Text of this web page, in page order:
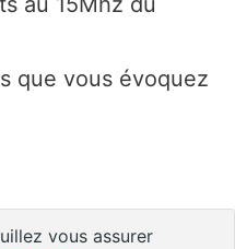
que vous évoquez
vous assurer